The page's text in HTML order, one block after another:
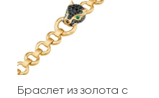
Браслет из золота с